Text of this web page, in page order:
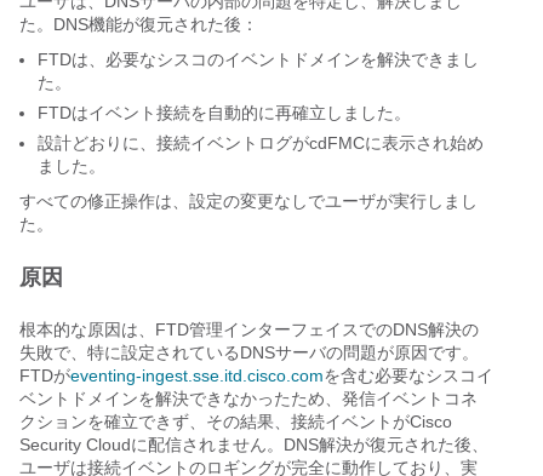
た。DNS機能が復元された後：
FTDは、必要なシスコのイベントドメインを解決できまし
た。
FTDはイベント接続を自動的に再確立しました。
設計どおりに、接続イベントログがcdFMCに表示され始め
ました。
すべての修正操作は、設定の変更なしでユーザが実行しまし
た。
原因
根本的な原因は、FTD管理インターフェイスでのDNS解決の
失敗で、特に設定されているDNSサーバの問題が原因です。
FTDがeventing-ingest.sse.itd.cisco.comを含む必要なシスコイ
ベントドメインを解決できなかったため、発信イベントコネ
クションを確立できず、その結果、接続イベントがCisco
Security Cloudに配信されません。DNS解決が復元された後、
ユーザは接続イベントのロギングが完全に動作しており、実